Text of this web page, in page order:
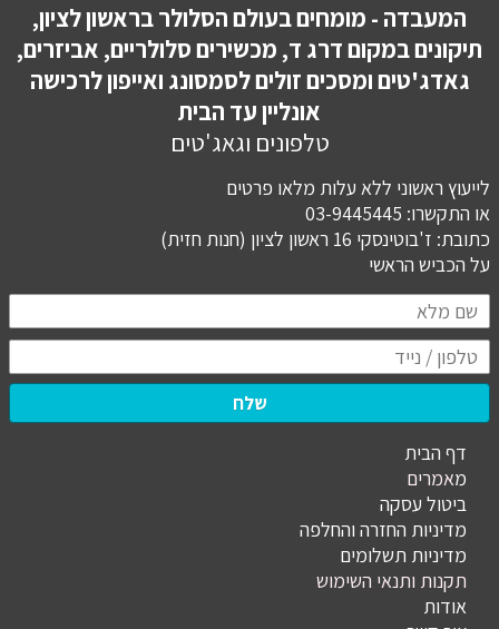
המעבדה - מומחים בעולם הסלולר בראשון לציון,
תיקונים במקום דרג ד, מכשירים סלולריים, אביזרים,
גאדג'טים ומסכים זולים לסמסונג ואייפון לרכישה
אונליין עד הבית
טלפונים וגאג'טים
לייעוץ ראשוני ללא עלות מלאו פרטים
או התקשרו: 03-9445445
כתובת: ז'בוטינסקי 16 ראשון לציון (חנות חזית)
​​​​​​​על הכביש הראשי
שלח
דף הבית
מאמרים
ביטול עסקה
מדיניות החזרה והחלפה
מדיניות תשלומים
תקנות ותנאי השימוש
אודות